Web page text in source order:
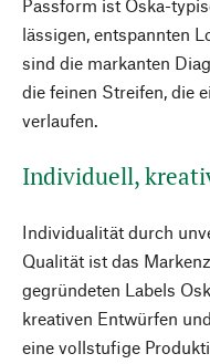
Passform ist Oska-
lässigen, entspannten
sind die markanten
die feinen Streifen, die
verlaufen.
Individuell,
Individualität durch
Qualität ist das
gegründeten Labels
kreativen Entwürfen
eine vollstufige